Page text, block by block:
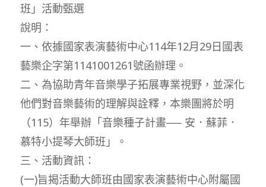
班」活動甄選
說明：
一、依據國家表演藝術中心114年12月29日國表
藝樂企字第1141001261號函辦理。
二、為協助青年音樂學子拓展專業視野，並深化
他們對音樂藝術的理解與詮釋，本樂團將於明
（115）年舉辦「音樂種子計畫── 安．蘇菲．
慕特小提琴大師班」。
三、活動資訊：
(一)旨揭活動大師班由國家表演藝術中心附屬國